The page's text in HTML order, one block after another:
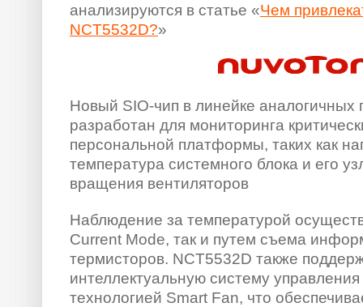
анализируются в статье «Чем
NCT5532D?»
Новый SIO-чип в линейке аналогичных
разработан для мониторинга
персональной платформы, таких как
температура системного блока и его
вращения вентиляторов
Наблюдение за температурой
Current Mode, так и путем съема
термисторов. NCT5532D также
интеллектуальную систему
технологией Smart Fan, что